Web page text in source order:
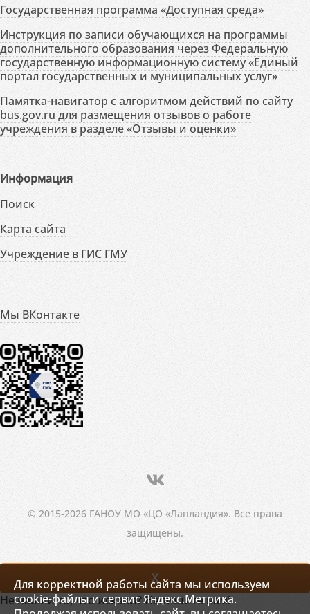
Государственная программа «Доступная среда»
Инструкция по записи обучающихся на программы
дополнительного образования через Федеральную
государственную информационную систему «Единый
портал государственных и муниципальных услуг»
Памятка-навигатор с алгоритмом действий по сайту
bus.gov.ru для размещения отзывов о работе
учреждения в разделе «Отзывы и оценки»
Информация
Поиск
Карта сайта
Учреждение в ГИС ГМУ
Мы ВКонтакте
© 2015-2026 ГАНОУ МО «ЦО «Лапландия». Все права
защищены.
Для корректной работы сайта мы используем
cookie-файлы и сервис Яндекс.Метрика.
X
Не нашли то, что искали? Напишите нам!